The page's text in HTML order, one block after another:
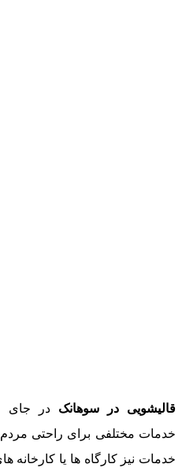
قالیشویی در سوهانک در جای
خدمات مختلفی برای راحتی مردم
خدمات نیز کارگاه ها یا کارخانه